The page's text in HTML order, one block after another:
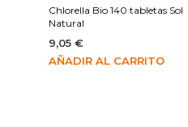
Chlorella Bio 140 tabletas Sol
Natural
9,05 €
AÑADIR AL CARRITO